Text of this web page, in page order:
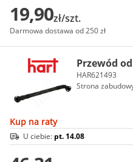
19,90zł/szt.
Darmowa dostawa od 250 zł
Przewód
HAR621493
Strona
Kup na raty
U ciebie: pt. 14.08